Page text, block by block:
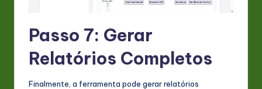
Passo 7: Gerar
Relatórios Completos
Finalmente, a ferramenta pode gerar relatórios